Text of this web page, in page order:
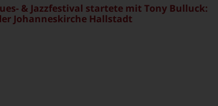
& Jazzfestival startete mit Tony Bulluck:
Johanneskirche Hallstadt